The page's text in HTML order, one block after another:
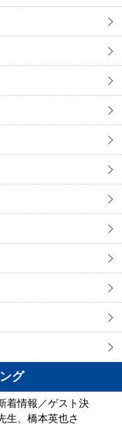
グ
着情報／ゲスト決
生、橋本英也さ